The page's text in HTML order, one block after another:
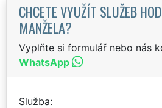
CHCETE VYUŽÍT SLUŽEB
MANŽELA?
Vyplňte si formulář nebo nás
WhatsApp
Služba